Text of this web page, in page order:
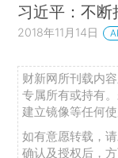
习近平：不
2018年11月14日
财新网所刊载内
专属所有或持有
建立镜像等任何使
如有意愿转载，
确认及授权后，方